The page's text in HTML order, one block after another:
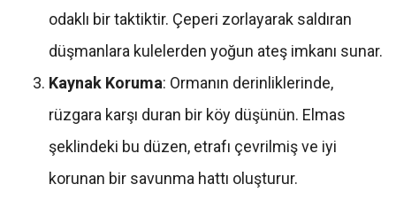
odaklı bir taktiktir. Çeperi zorlayarak saldıran
düşmanlara kulelerden yoğun ateş imkanı sunar.
Kaynak Koruma: Ormanın derinliklerinde,
rüzgara karşı duran bir köy düşünün. Elmas
şeklindeki bu düzen, etrafı çevrilmiş ve iyi
korunan bir savunma hattı oluşturur.